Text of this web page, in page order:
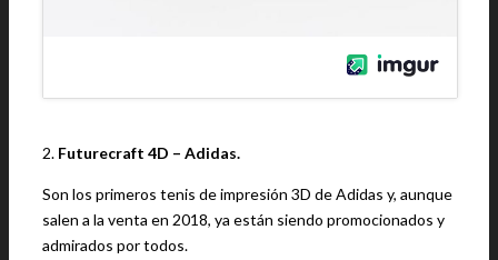
2. Futurecraft 4D – Adidas.
Son los primeros tenis de impresión 3D de Adidas y, aunque
salen a la venta en 2018, ya están siendo promocionados y
admirados por todos.